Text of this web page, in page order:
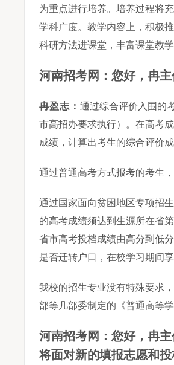
为重点进行培养。培养过程将
学科广度。教学内容上，积极
科研方法进课堂，丰富课堂教学
河南招考网：您好，冉主
冉盈志： 通过综合评价入围的
市高招办要求执行）。在高考
成绩，计算出考生的综合评价
通过普通高考方式报考的考生
通过国家面向贫困地区专项招
的高考成绩须达到生源所在省
省市高考投档成绩由高分到低
是否迁转户口，在校学习期间
我校的招生专业没有特殊要求
部等几部委制定的《普通高等
河南招考网：您好，冉主
将面对新的填报志愿和